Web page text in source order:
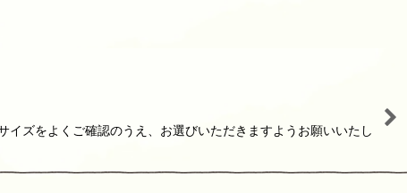
ズをよくご確認のうえ、お選びいただきますようお願いいたし